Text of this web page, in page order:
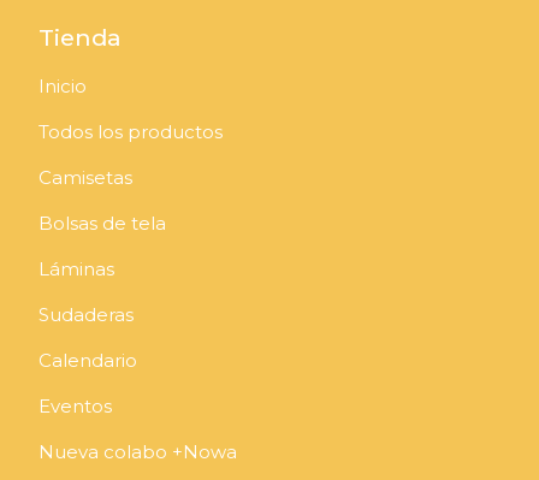
Tienda
Inicio
Todos los productos
Camisetas
Bolsas de tela
Láminas
Sudaderas
Calendario
Eventos
Nueva colabo +Nowa